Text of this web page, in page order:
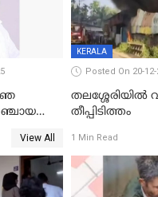
View All
KERALA
Posted On 20-12-
തലശ്ശേരിയിൽ
തീപ്പിടിത്തം
1 Min Read